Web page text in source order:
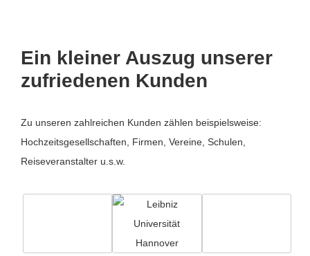
Ein kleiner Auszug unserer
zufriedenen Kunden
Zu unseren zahlreichen Kunden zählen beispielsweise:
Hochzeitsgesellschaften, Firmen, Vereine, Schulen,
Reiseveranstalter u.s.w.